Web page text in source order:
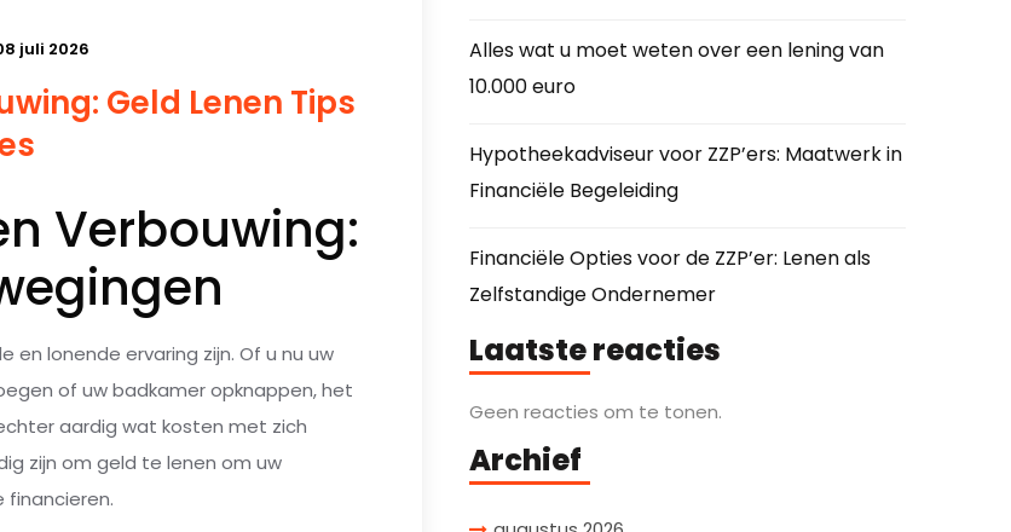
juli 2026
Geld Lenen Tips
Verbouwing:
en lonende ervaring zijn. Of u nu uw
of uw badkamer opknappen, het
aardig wat kosten met zich
zijn om geld te lenen om uw
Alles wat u moet weten over een lening van
10.000 euro
Hypotheekadviseur voor ZZP’ers: Maatwerk in
Financiële Begeleiding
Financiële Opties voor de ZZP’er: Lenen als
Zelfstandige Ondernemer
Laatste reacties
Geen reacties om te tonen.
Archief